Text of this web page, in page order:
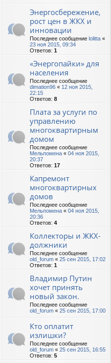
Энергосбережение,
рост цен в ЖКХ и
инновации
Последнее сообщение lolitta «
23 ноя 2015, 09:34
Ответов: 1
«Энергопайки» для
населения
Последнее сообщение
dimation96 « 12 ноя 2015,
22:15
Ответов: 8
Плата за услуги по
управлению
многоквартирным
домом
Последнее сообщение
Мельпомена « 04 ноя 2015,
20:37
Ответов: 17
Капремонт
многоквартирных
домов
Последнее сообщение
Мельпомена « 04 ноя 2015,
20:36
Ответов: 4
Коллекторы и ЖКХ-
должники
Последнее сообщение
old_forum « 25 сен 2015, 17:02
Ответов: 1
Владимир Путин
хочет принять
новый закон.
Последнее сообщение
old_forum « 25 сен 2015, 17:00
Кто оплатит
излишки?
Последнее сообщение
old_forum « 25 сен 2015, 16:55
Ответов: 5